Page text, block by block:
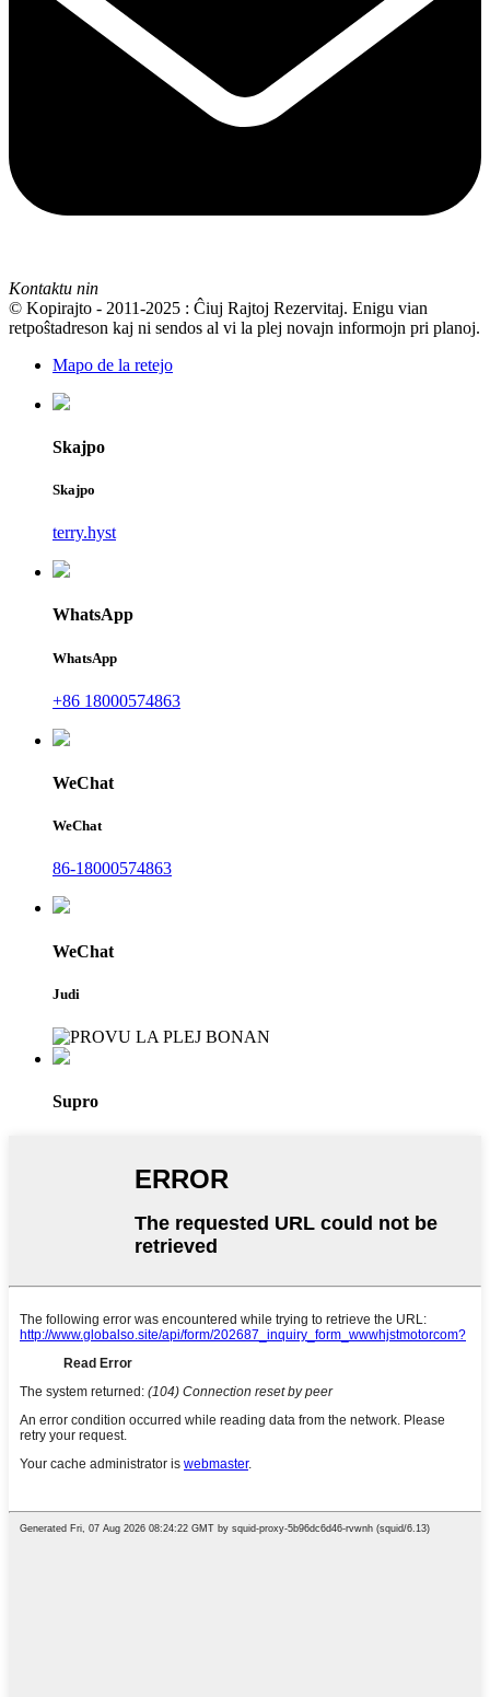
Kontaktu nin
© Kopirajto - 2011-2025 : Ĉiuj Rajtoj Rezervitaj. Enigu vian
retpoŝtadreson kaj ni sendos al vi la plej novajn informojn pri planoj.
Mapo de la retejo
Skajpo
Skajpo
terry.hyst
WhatsApp
WhatsApp
+86 18000574863
WeChat
WeChat
86-18000574863
WeChat
Judi
Supro